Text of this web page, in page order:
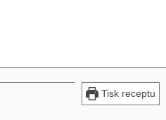
Tisk receptu